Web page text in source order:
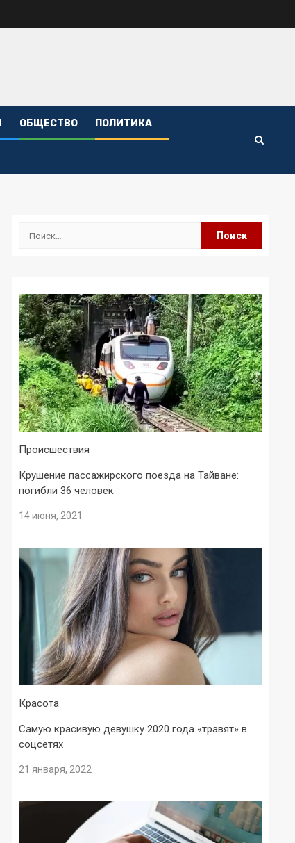
ОБЩЕСТВО ПОЛИТИКА
Найти:
Происшествия
Крушение пассажирского поезда на Тайване:
погибли 36 человек
14 июня, 2021
Красота
Самую красивую девушку 2020 года «травят» в
соцсетях
21 января, 2022